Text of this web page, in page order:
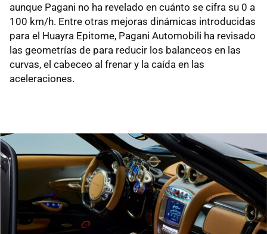
aunque Pagani no ha revelado en cuánto se cifra su 0 a
100 km/h. Entre otras mejoras dinámicas introducidas
para el Huayra Epitome, Pagani Automobili ha revisado
las geometrías de para reducir los balanceos en las
curvas, el cabeceo al frenar y la caída en las
aceleraciones.